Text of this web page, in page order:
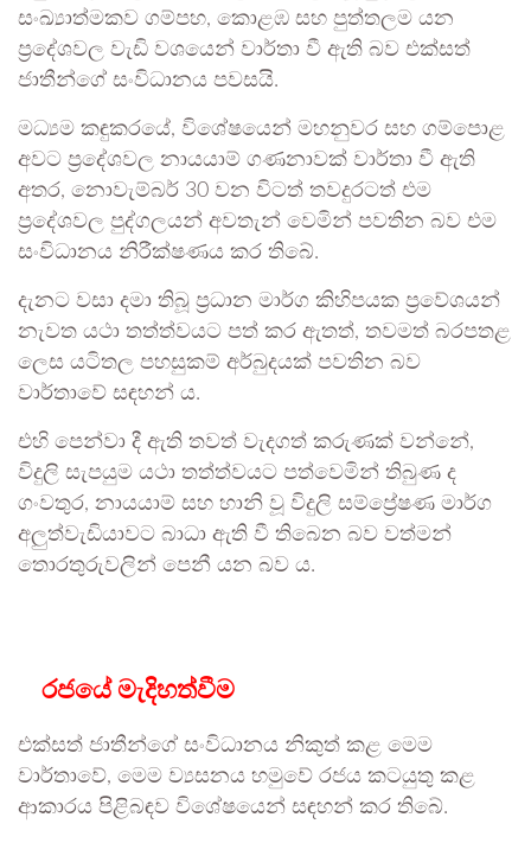
සංඛ්‍යාත්මකව ගම්පහ, කොළඹ සහ පුත්තලම යන
ප්‍රදේශවල වැඩි වශයෙන් වාර්තා වී ඇති බව එක්සත්
ජාතීන්ගේ සංවිධානය පවසයි.
මධ්‍යම කඳුකරයේ, විශේෂයෙන් මහනුවර සහ ගම්පොළ
අවට ප්‍රදේශවල නායයාම් ගණනාවක් වාර්තා වී ඇති
අතර, නොවැම්බර් 30 වන විටත් තවදුරටත් එම
ප්‍රදේශවල පුද්ගලයන් අවතැන් වෙමින් පවතින බව එම
සංවිධානය නිරීක්ෂණය කර තිබේ.
දැනට වසා දමා තිබූ ප්‍රධාන මාර්ග කිහිපයක ප්‍රවේශයන්
නැවත යථා තත්ත්වයට පත් කර ඇතත්, තවමත් බරපතළ
ලෙස යටිතල පහසුකම් අර්බුදයක් පවතින බව
වාර්තාවේ සඳහන් ය.
එහි පෙන්වා දී ඇති තවත් වැදගත් කරුණක් වන්නේ,
විදුලි සැපයුම යථා තත්ත්වයට පත්වෙමින් තිබුණ ද
ගංවතුර, නායයාම් සහ හානි වූ විදුලි සම්ප්‍රේෂණ මාර්ග
අලුත්වැඩියාවට බාධා ඇති වී තිබෙන බව වත්මන්
තොරතුරුවලින් පෙනී යන බව ය.
රජයේ මැදිහත්වීම
එක්සත් ජාතීන්ගේ සංවිධානය නිකුත් කළ මෙම
වාර්තාවේ, මෙම ව්‍යසනය හමුවේ රජය කටයුතු කළ
ආකාරය පිළිබඳව විශේෂයෙන් සඳහන් කර තිබේ.